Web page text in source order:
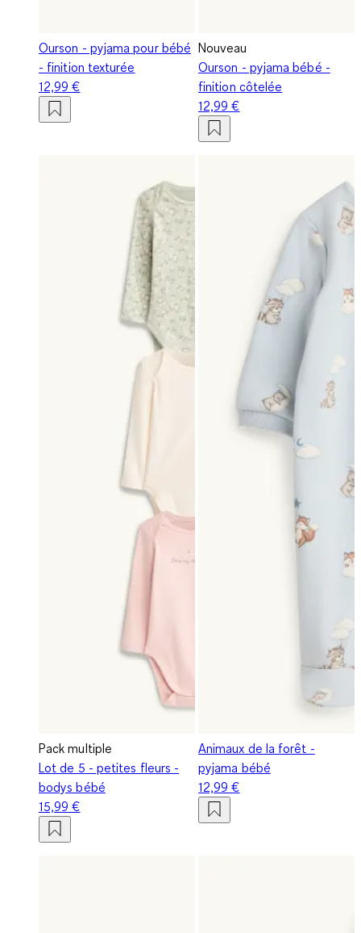
Ourson - pyjama pour bébé
- finition texturée
12,99 €
Nouveau
Ourson - pyjama bébé -
finition côtelée
12,99 €
Pack multiple
Lot de 5 - petites fleurs -
bodys bébé
15,99 €
Animaux de la forêt -
pyjama bébé
12,99 €